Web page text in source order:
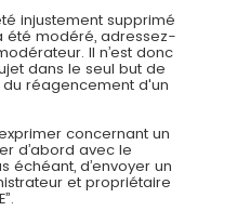
injustement supprimé
été modéré, adressez-
Il n’est donc
dans le seul but de
réagencement d'un
concernant un
d’abord avec le
échéant, d’envoyer un
et propriétaire